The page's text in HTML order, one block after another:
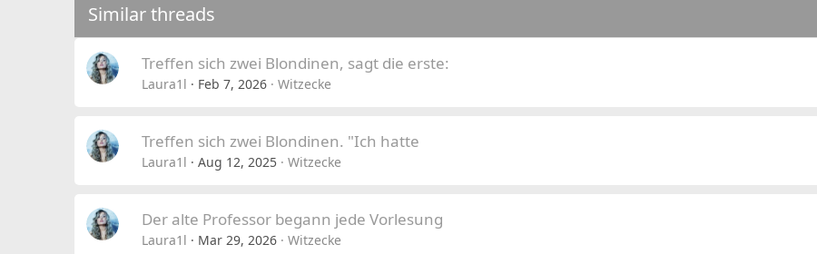
Similar threads
Treffen sich zwei Blondinen, sagt die erste:
Laura1l Feb 7, 2026 Witzecke
Treffen sich zwei Blondinen. "Ich hatte
Laura1l Aug 12, 2025 Witzecke
Der alte Professor begann jede Vorlesung
Laura1l Mar 29, 2026 Witzecke